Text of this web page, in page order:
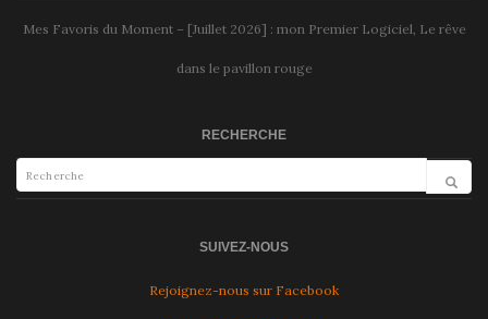
Mes Favoris du Moment – [Juillet 2026] : mon Premier Logiciel, Le rêve
dans le pavillon rouge
RECHERCHE
SUIVEZ-NOUS
Rejoignez-nous sur Facebook